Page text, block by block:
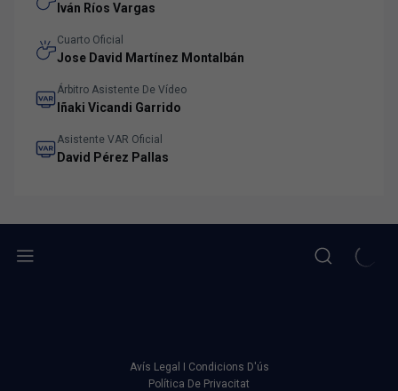
Iván Ríos Vargas
Cuarto Oficial
Jose David Martínez Montalbán
Árbitro Asistente De Vídeo
Iñaki Vicandi Garrido
Asistente VAR Oficial
David Pérez Pallas
Avís Legal I Condicions D'ús
Política De Privacitat